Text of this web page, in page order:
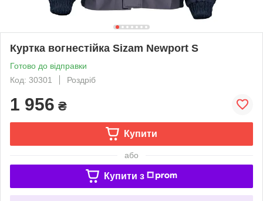
Куртка вогнестійка Sizam Newport S
Готово до відправки
Код: 30301
Роздріб
1 956 ₴
Купити
або
Купити з